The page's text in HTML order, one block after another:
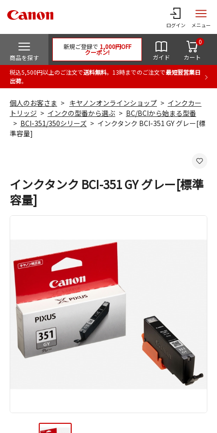
ログイン メニュー
商品を探す
新規ご登録で 1,000円OFF
クーポン!
ガイド カート
0
税込5,500円以上のご注文で送料無料。13時までのご注文で最短翌営業日
出荷。
個人のお客さま キヤノンオンラインショップ
インクカー
トリッジ
インクの型番から選ぶ
BC/BCIから始まる型番
BCI-351/350シリーズ
インクタンク BCI-351 GY グレー[標
準容量]
インクタンク BCI-351 GY グレー[標準
容量]